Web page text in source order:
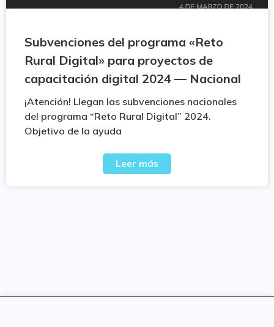
Subvenciones del programa «Reto
Rural Digital» para proyectos de
capacitación digital 2024 — Nacional
¡Atención! Llegan las subvenciones nacionales
del programa “Reto Rural Digital” 2024.
Objetivo de la ayuda
Leer más